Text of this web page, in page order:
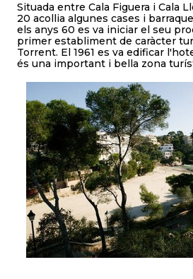
Situada entre Cala Figuera i Cala
20 acollia algunes cases i
els anys 60 es va iniciar el seu
primer establiment de caràcter
Torrent. El 1961 es va edificar
és una important i bella zona